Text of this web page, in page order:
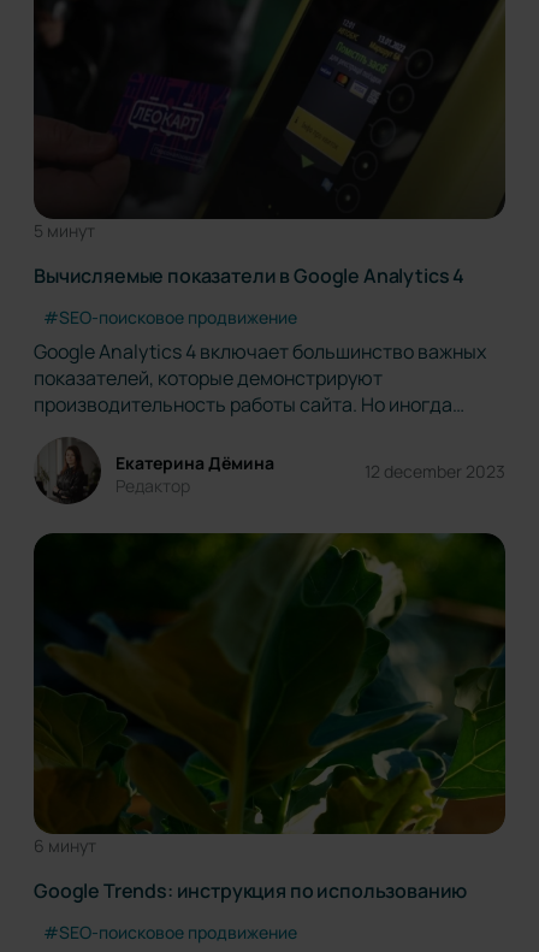
5 минут
Вычисляемые показатели в Google Analytics 4
#SEO-поисковое продвижение
Google Analytics 4 включает большинство важных
показателей, которые демонстрируют
производительность работы сайта. Но иногда
можно столкнуться со случаями, когда есть
необходимость измерить то, что недоступно в
стандартных метриках. В таком случае можно
создать собственные вычисляемые показатели. В
GA4 вычисляемые показатели…
Екатерина Дёмина
Редактор
12 december 2023
6 минут
Google Trends: инструкция по использованию
#SEO-поисковое продвижение